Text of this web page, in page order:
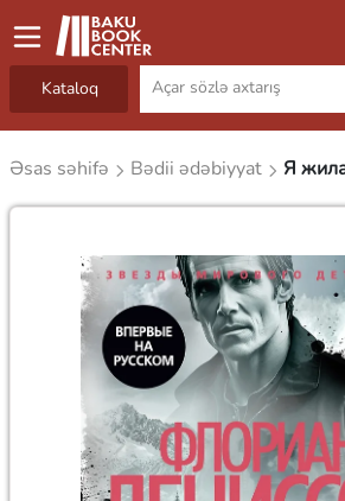
Kataloq
Əsas səhifə Bədii ədəbiyyat Я